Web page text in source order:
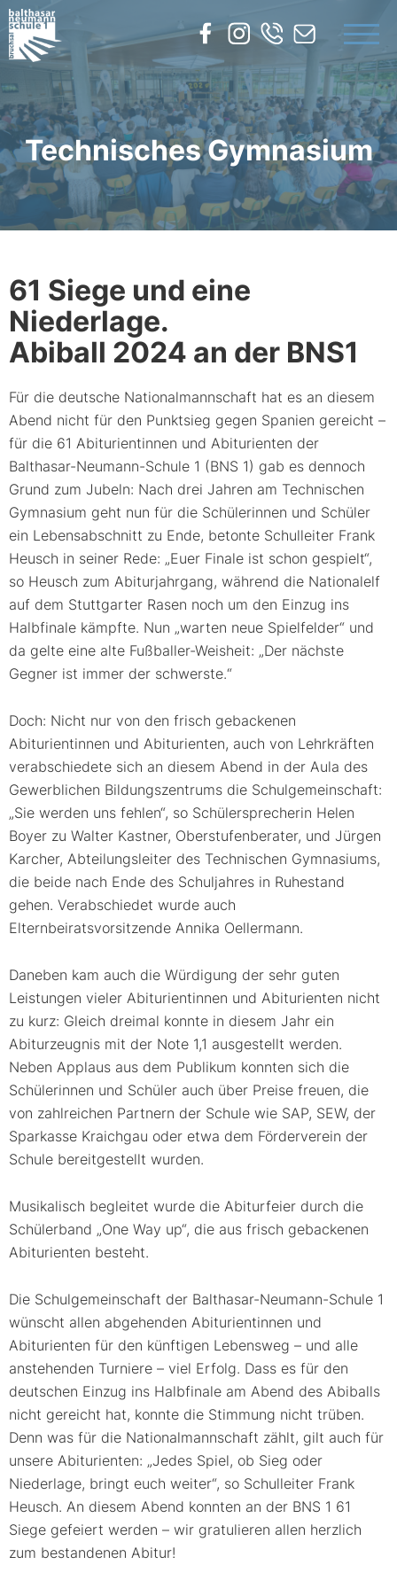
UNSERE SCHULE
BILDUNGSANGEBOTE
SERVICE
KONTAKT
Technisches Gymnasium
61 Siege und eine
Niederlage.
Abiball 2024 an der BNS1
Für die deutsche Nationalmannschaft hat es an diesem
Abend nicht für den Punktsieg gegen Spanien gereicht –
für die 61 Abiturientinnen und Abiturienten der
Balthasar-Neumann-Schule 1 (BNS 1) gab es dennoch
Grund zum Jubeln: Nach drei Jahren am Technischen
Gymnasium geht nun für die Schülerinnen und Schüler
ein Lebensabschnitt zu Ende, betonte Schulleiter Frank
Heusch in seiner Rede: „Euer Finale ist schon gespielt“,
so Heusch zum Abiturjahrgang, während die Nationalelf
auf dem Stuttgarter Rasen noch um den Einzug ins
Halbfinale kämpfte. Nun „warten neue Spielfelder“ und
da gelte eine alte Fußballer-Weisheit: „Der nächste
Gegner ist immer der schwerste.“
Doch: Nicht nur von den frisch gebackenen
Abiturientinnen und Abiturienten, auch von Lehrkräften
verabschiedete sich an diesem Abend in der Aula des
Gewerblichen Bildungszentrums die Schulgemeinschaft:
„Sie werden uns fehlen“, so Schülersprecherin Helen
Boyer zu Walter Kastner, Oberstufenberater, und Jürgen
Karcher, Abteilungsleiter des Technischen Gymnasiums,
die beide nach Ende des Schuljahres in Ruhestand
gehen. Verabschiedet wurde auch
Elternbeiratsvorsitzende Annika Oellermann.
Daneben kam auch die Würdigung der sehr guten
Leistungen vieler Abiturientinnen und Abiturienten nicht
zu kurz: Gleich dreimal konnte in diesem Jahr ein
Abiturzeugnis mit der Note 1,1 ausgestellt werden.
Neben Applaus aus dem Publikum konnten sich die
Schülerinnen und Schüler auch über Preise freuen, die
von zahlreichen Partnern der Schule wie SAP, SEW, der
Sparkasse Kraichgau oder etwa dem Förderverein der
Schule bereitgestellt wurden.
Musikalisch begleitet wurde die Abiturfeier durch die
Schülerband „One Way up“, die aus frisch gebackenen
Abiturienten besteht.
Die Schulgemeinschaft der Balthasar-Neumann-Schule 1
wünscht allen abgehenden Abiturientinnen und
Abiturienten für den künftigen Lebensweg – und alle
anstehenden Turniere – viel Erfolg. Dass es für den
deutschen Einzug ins Halbfinale am Abend des Abiballs
nicht gereicht hat, konnte die Stimmung nicht trüben.
Denn was für die Nationalmannschaft zählt, gilt auch für
unsere Abiturienten: „Jedes Spiel, ob Sieg oder
Niederlage, bringt euch weiter“, so Schulleiter Frank
Heusch. An diesem Abend konnten an der BNS 1 61
Siege gefeiert werden – wir gratulieren allen herzlich
zum bestandenen Abitur!